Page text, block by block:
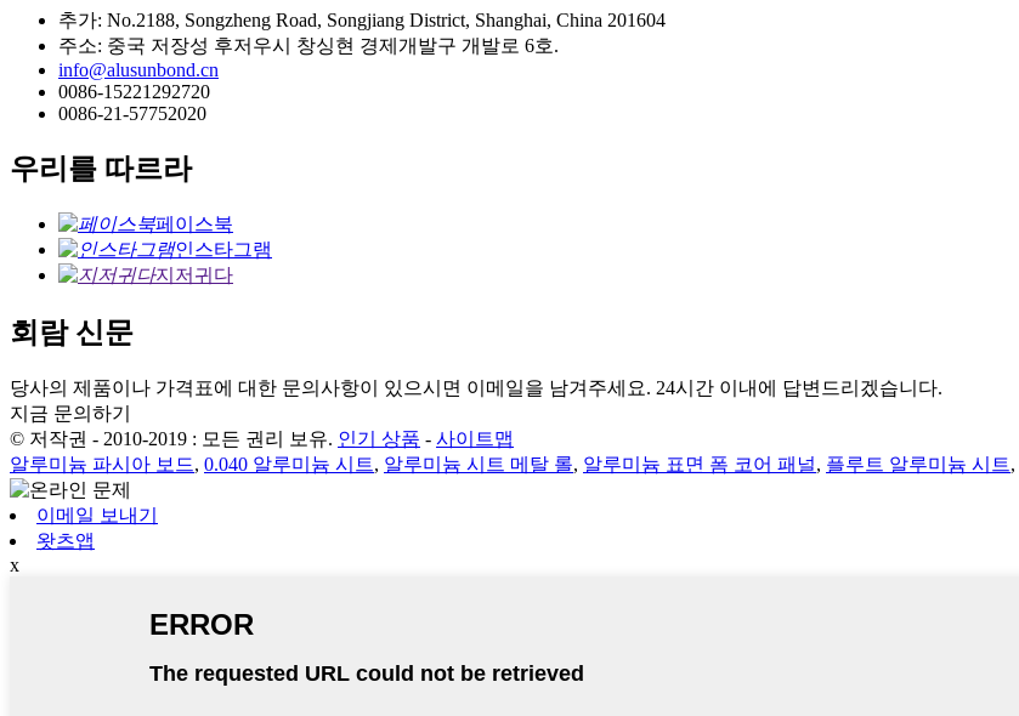
추가: No.2188, Songzheng Road, Songjiang District, Shanghai, China 201604
주소: 중국 저장성 후저우시 창싱현 경제개발구 개발로 6호.
info@alusunbond.cn
0086-15221292720
0086-21-57752020
우리를 따르라
페이스북
인스타그램
지저귀다
회람 신문
당사의 제품이나 가격표에 대한 문의사항이 있으시면 이메일을 남겨주세요. 24시간 이내에 답변드리겠습니다.
지금 문의하기
© 저작권 - 2010-2019 : 모든 권리 보유. 인기 상품 - 사이트맵
알루미늄 파시아 보드, 0.040 알루미늄 시트, 알루미늄 시트 메탈 롤, 알루미늄 표면 폼 코어 패널, 플루트 알루미늄 시트,
이메일 보내기
왓츠앱
x